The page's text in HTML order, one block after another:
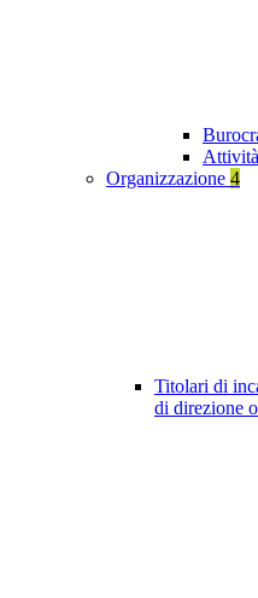
Organizzazione 4
Titolari di
di direzione